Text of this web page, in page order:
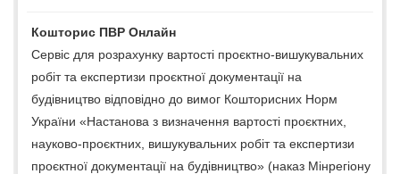
Кошторис ПВР Онлайн
Сервіс для розрахунку вартості проєктно-вишукувальних
робіт та експертизи проєктної документації на
будівництво відповідно до вимог Кошторисних Норм
України «Настанова з визначення вартості проєктних,
науково-проєктних, вишукувальних робіт та експертизи
проєктної документації на будівництво» (наказ Мінрегіону